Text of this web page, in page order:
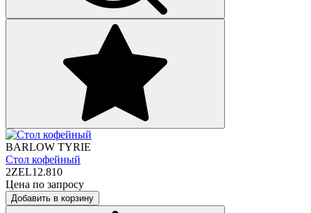
BARLOW TYRIE
Стол кофейный
2ZEL12.810
Цена по запросу
Добавить в корзину